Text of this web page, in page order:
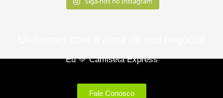
Eu 💚 Camiseta Express
Fale Conosco